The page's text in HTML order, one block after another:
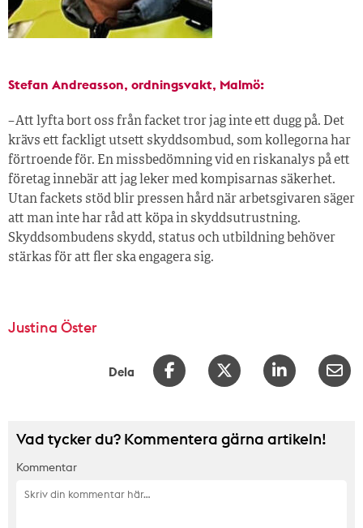
Stefan Andreasson, ordningsvakt, Malmö:
– Att lyfta bort oss från facket tror jag inte ett dugg på. Det
krävs ett fackligt utsett skyddsombud, som kollegorna har
förtroende för. En missbedömning vid en riskanalys på ett
företag innebär att jag leker med kompisarnas säkerhet.
Utan fackets stöd blir pressen hård när arbetsgivaren säger
att man inte har råd att köpa in skyddsutrustning.
Skyddsombudens skydd, status och utbildning behöver
stärkas för att fler ska engagera sig.
Justina Öster
Dela
Vad tycker du? Kommentera gärna artikeln!
Kommentar